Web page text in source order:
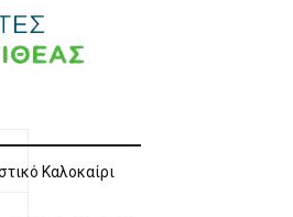
Καλοκαίρι